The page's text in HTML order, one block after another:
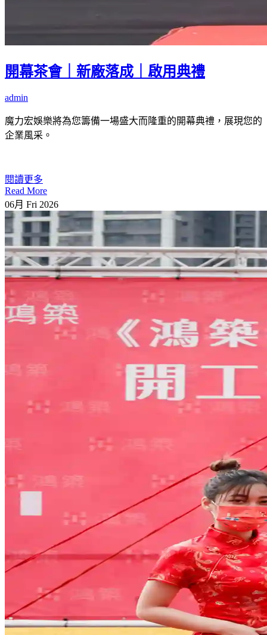
開幕茶會｜新廠落成｜啟用典禮
admin
魔力宏娛樂將為您籌備一場盛大而隆重的開幕典禮，展現您的
企業風采。
閱讀更多
Read More
06月 Fri 2026